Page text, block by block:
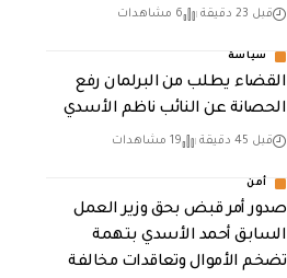
قبل 23 دقيقة 6 مشاهدات
سياسة
القضاء يطلب من البرلمان رفع
الحصانة عن النائب ناظم الأسدي
قبل 45 دقيقة 19 مشاهدات
أمن
صدور أمر قبض بحق وزير العمل
السابق أحمد الأسدي بتهمة
تضخم الأموال وتعاقدات مخالفة